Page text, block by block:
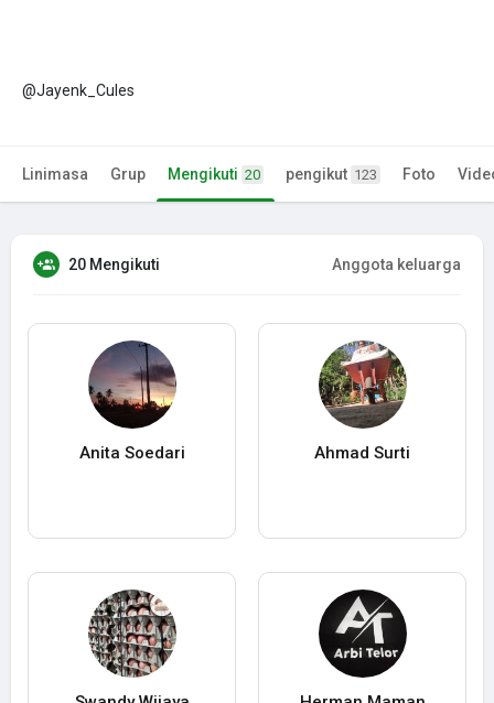
@Jayenk_Cules
Linimasa Grup Mengikuti 20 pengikut 123 Foto
20 Mengikuti Anggota keluarga
Anita Soedari Ahmad Surti